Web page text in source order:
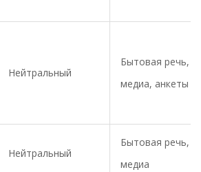
Нейтральный
Бытовая речь,
медиа, анкеты
Нейтральный
Бытовая речь,
медиа